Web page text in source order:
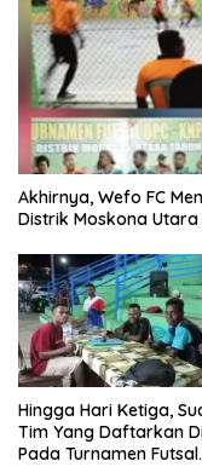
Akhirnya, Wefo FC
Distrik Moskona Utara
Hingga Hari Ketiga,
Tim Yang Daftarkan
Pada Turnamen Futsal